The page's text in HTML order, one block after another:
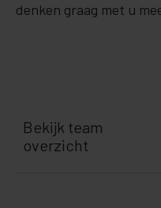
denken graag met u
Bekijk team
overzicht